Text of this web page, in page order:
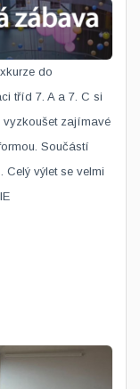
do
tříd 7. A a 7. C si
vyzkoušet zajímavé
Součástí
výlet se velmi